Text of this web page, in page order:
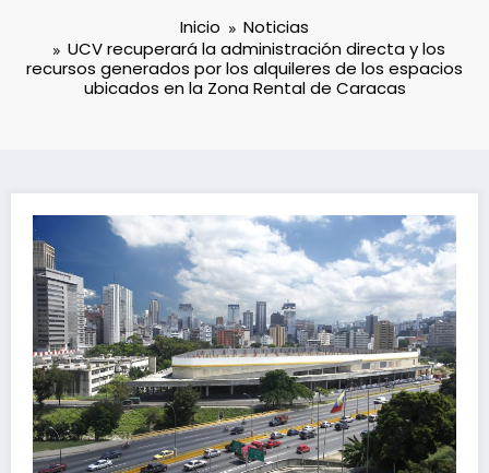
Inicio
Noticias
UCV recuperará la administración directa y los
recursos generados por los alquileres de los espacios
ubicados en la Zona Rental de Caracas